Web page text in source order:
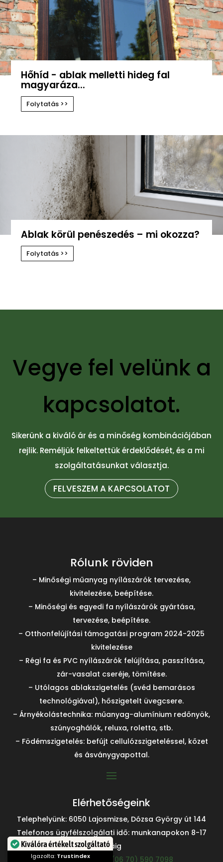
Hőhíd - ablak melletti hideg fal
magyaráza...
Folytatás >>
Ablak körül penészedés – mi okozza?
Folytatás >>
Vegye fel velünk a
kapcsolatot.
Sikerünk a kiváló ár és a minőség kombinációjában
rejlik. Reméljük felkeltettük érdeklődését, és a mi
szolgáltatásunkat választja.
FELVESZEM A KAPCSOLATOT
Rólunk röviden
– Minőségi műanyag nyílászárók tervezése,
kivitelezése, beépítése.
– Minőségi és egyedi fa nyílászárók gyártása,
tervezése, beépítése.
– Otthonfelújítási támogatási program 2024-2025
kivitelezése
– Régi fa és PVC nyílászárók felújítása, passzítása,
zár-vasalat cseréje, tömítése.
– Utólagos ablakszigetelés (svéd bemarásos
technológiával), hőszigetelt üvegcsere.
– Árnyékolástechnika: műanyag-alumínium redőnyök,
szúnyoghálók, reluxa, roletta, stb.
– Födémszigetelés: befújt cellulózszigeteléssel, kőzet
és ásványgyapottal.
Elérhetőségeink
Telephelyünk: 6050 Lajosmizse, Dózsa György út 144
Telefonos ügyfélszolgálati idő: munkanapokon 8-17
óráig
Csorba Norbert:
(06 70) 590 7098
Kiválóra értékelt szolgáltató
Igazolta: Trustindex